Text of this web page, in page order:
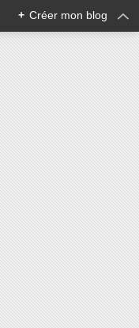
+ Créer mon blog